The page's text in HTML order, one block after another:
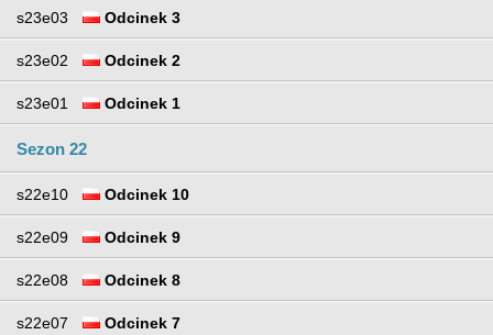
s23e03 Odcinek 3
s23e02 Odcinek 2
s23e01 Odcinek 1
Sezon 22
s22e10 Odcinek 10
s22e09 Odcinek 9
s22e08 Odcinek 8
s22e07 Odcinek 7